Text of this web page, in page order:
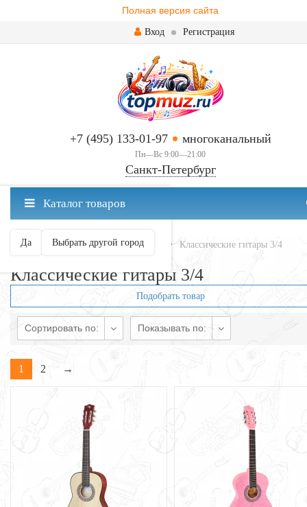
Полная версия сайта
Вход Регистрация
+7 (495) 133-01-97 многоканальный
Пн—Вс 9:00—21:00
Санкт-Петербург
Санкт-Петербург ваш город?
Да Выбрать другой город
Каталог товаров
Главная Гитары Классические Классические гитары 3/4
Классические гитары 3/4
Подобрать товар
Сортировать по: Показывать по:
1 2 →